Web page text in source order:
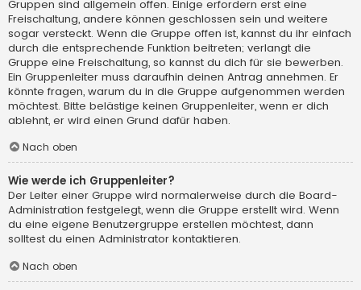
Gruppen sind allgemein offen. Einige erfordern erst eine
Freischaltung, andere können geschlossen sein und weitere
sogar versteckt. Wenn die Gruppe offen ist, kannst du ihr einfach
durch die entsprechende Funktion beitreten; verlangt die
Gruppe eine Freischaltung, so kannst du dich für sie bewerben.
Ein Gruppenleiter muss daraufhin deinen Antrag annehmen. Er
könnte fragen, warum du in die Gruppe aufgenommen werden
möchtest. Bitte belästige keinen Gruppenleiter, wenn er dich
ablehnt, er wird einen Grund dafür haben.
Nach oben
Wie werde ich Gruppenleiter?
Der Leiter einer Gruppe wird normalerweise durch die Board-
Administration festgelegt, wenn die Gruppe erstellt wird. Wenn
du eine eigene Benutzergruppe erstellen möchtest, dann
solltest du einen Administrator kontaktieren.
Nach oben